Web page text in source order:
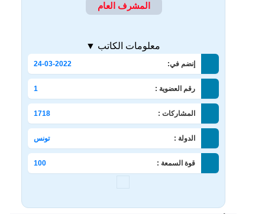
المشرف العام
معلومات الكاتب ▼
إنضم في: 24-03-2022
رقم العضوية : 1
المشاركات : 1718
الدولة : تونس
قوة السمعة : 100